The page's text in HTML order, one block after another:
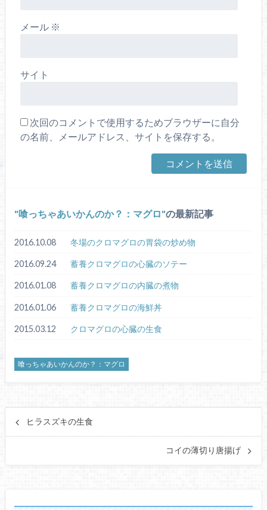
メール ※
サイト
次回のコメントで使用するためブラウザーに自分
の名前、メールアドレス、サイトを保存する。
喰っちゃあいかんのか？：マグロ の最新記事
2016.10.08 冬場のクロマグロの胃袋の炒め物
2016.09.24 蓄養クロマグロの心臓のソテー
2016.01.08 蓄養クロマグロの内臓の煮物
2016.01.06 蓄養クロマグロの海鮮丼
2015.03.12 クロマグロの心臓の生食
喰っちゃあいかんのか？：マグロ
ヒラスズキの生食
コイの薄切り唐揚げ